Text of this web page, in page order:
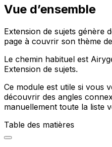
Vue d’ensemble
Extension de sujets génère
page à couvrir son thème
Le chemin habituel est
Extension de sujets.
Ce module est utile si vous
découvrir des angles
manuellement toute la liste
Table des matières